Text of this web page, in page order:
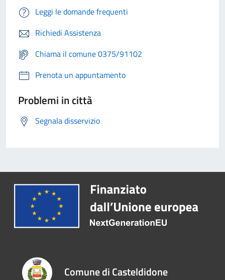
Leggi le domande frequenti
Richiedi Assistenza
Chiama il comune 0375/91102
Prenota un appuntamento
Problemi in città
Segnala disservizio
Comune di Casteldidone